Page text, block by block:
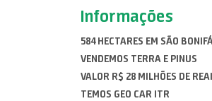
Informações
584 HECTARES EM SÃO
VENDEMOS TERRA E PINUS
VALOR R$ 28 MILHÕES DE
TEMOS GEO CAR ITR